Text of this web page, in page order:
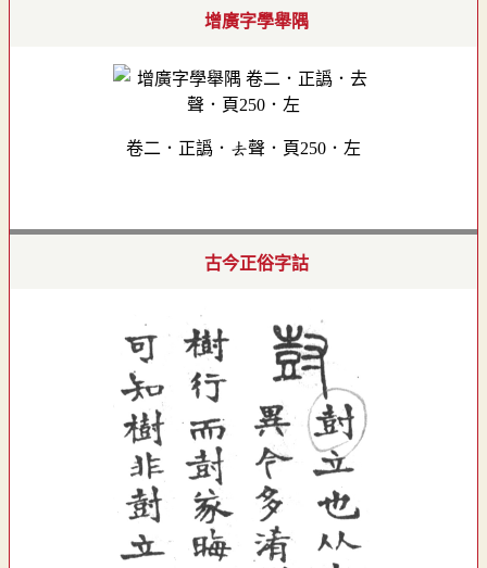
增廣字學舉隅
卷二．正譌．去聲．頁250．左
古今正俗字詁